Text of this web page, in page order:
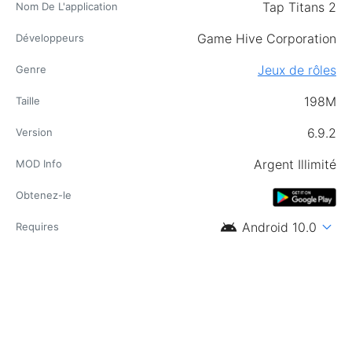
Nom De L'application Tap Titans 2
Développeurs Game Hive Corporation
Genre Jeux de rôles
Taille 198M
Version 6.9.2
MOD Info Argent Illimité
Obtenez-le
Requires android Android 10.0 expand_more